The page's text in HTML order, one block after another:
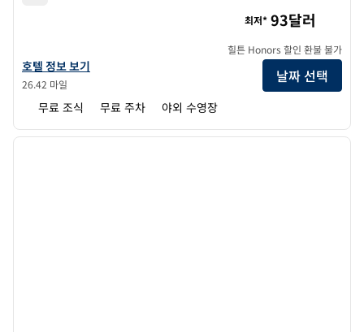
햄튼 인 & 스위트 바이 힐튼 오거스타-워싱턴 로드의 호텔 정보 보기
호텔 정보 보기
26.42 마일
최저* 93달러
힐튼 Honors 할인 환불 불가
날짜 선택
무료 조식 무료 주차 야외 수영장
1/12
1/12
이전 이미지 다음